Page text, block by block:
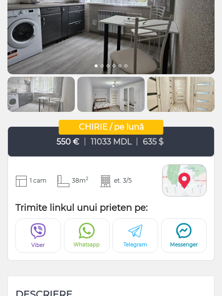
CHIRIE / pe lună
550 €
11033 MDL 635 $
1 cam 38m2 et. 3/5
Trimite linkul unui prieten pe:
Viber Whatsapp Telegram Messenger